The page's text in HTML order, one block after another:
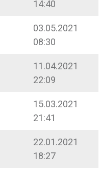
14:40
03.05.2021
08:30
11.04.2021
22:09
15.03.2021
21:41
22.01.2021
18:27